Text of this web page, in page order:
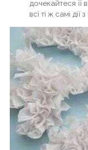
дочекайтеся її
всі ті ж самі